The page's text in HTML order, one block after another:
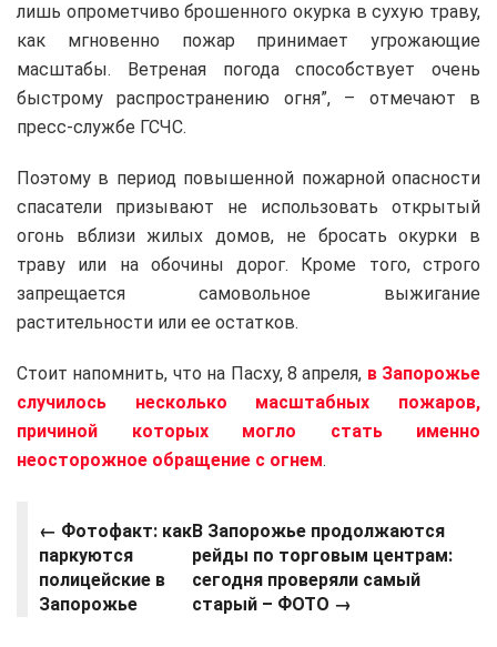
лишь опрометчиво брошенного окурка в сухую траву,
как мгновенно пожар принимает угрожающие
масштабы. Ветреная погода способствует очень
быстрому распространению огня”, – отмечают в
пресс-службе ГСЧС.
Поэтому в период повышенной пожарной опасности
спасатели призывают не использовать открытый
огонь вблизи жилых домов, не бросать окурки в
траву или на обочины дорог. Кроме того, строго
запрещается самовольное выжигание
растительности или ее остатков.
Стоит напомнить, что на Пасху, 8 апреля, в Запорожье
случилось несколько масштабных пожаров,
причиной которых могло стать именно
неосторожное обращение с огнем.
← Фотофакт: как
паркуются
полицейские в
Запорожье
В Запорожье продолжаются
рейды по торговым центрам:
сегодня проверяли самый
старый – ФОТО →